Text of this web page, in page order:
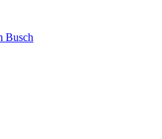
Busch